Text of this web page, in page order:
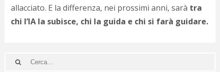
allacciato. E la differenza, nei prossimi anni, sarà tra
chi l’IA la subisce, chi la guida e chi si farà guidare.